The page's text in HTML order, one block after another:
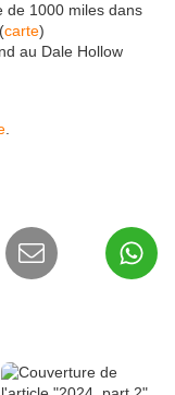
de 1000 miles dans
carte)
au Dale Hollow